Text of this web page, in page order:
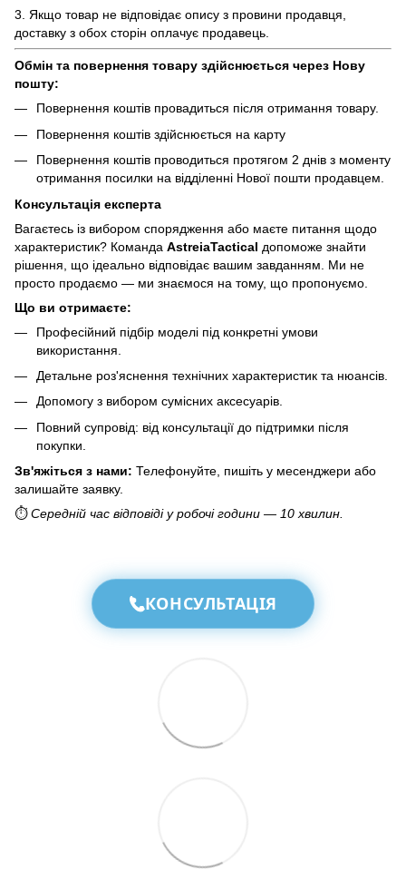
3. Якщо товар не відповідає опису з провини продавця,
доставку з обох сторін оплачує продавець.
Обмін та повернення товару здійснюється через Нову
пошту:
Повернення коштів провадиться після отримання товару.
Повернення коштів здійснюється на карту
Повернення коштів проводиться протягом 2 днів з моменту
отримання посилки на відділенні Нової пошти продавцем.
Консультація експерта
Вагаєтесь із вибором спорядження або маєте питання щодо
характеристик? Команда AstreiaTactical допоможе знайти
рішення, що ідеально відповідає вашим завданням. Ми не
просто продаємо — ми знаємося на тому, що пропонуємо.
Що ви отримаєте:
Професійний підбір моделі під конкретні умови
використання.
Детальне роз'яснення технічних характеристик та нюансів.
Допомогу з вибором сумісних аксесуарів.
Повний супровід: від консультації до підтримки після
покупки.
Зв'яжіться з нами: Телефонуйте, пишіть у месенджери або
залишайте заявку.
⏱️Середній час відповіді у робочі години — 10 хвилин.
КОНСУЛЬТАЦІЯ